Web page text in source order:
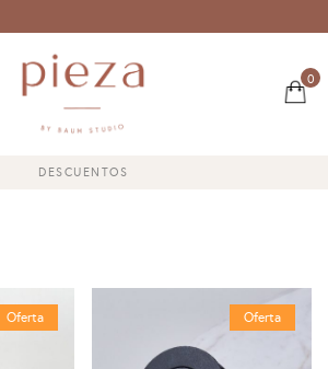
0
DESCUENTOS
Oferta Oferta